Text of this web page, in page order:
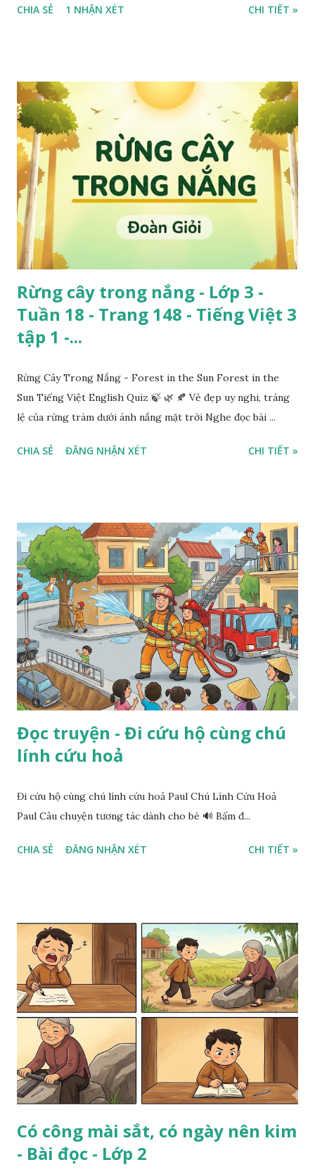
CHIA SẺ 1 NHẬN XÉT CHI TIẾT »
Rừng cây trong nắng - Lớp 3 -
Tuần 18 - Trang 148 - Tiếng Việt 3
tập 1 -...
Rừng Cây Trong Nắng - Forest in the Sun Forest in the
Sun Tiếng Việt English Quiz 🍃 🌿 🍂 Vẻ đẹp uy nghi, tráng
lệ của rừng tràm dưới ánh nắng mặt trời Nghe đọc bài ...
CHIA SẺ ĐĂNG NHẬN XÉT CHI TIẾT »
Đọc truyện - Đi cứu hộ cùng chú
lính cứu hoả
Đi cứu hộ cùng chú lính cứu hoả Paul Chú Lính Cứu Hoả
Paul Câu chuyện tương tác dành cho bé 🔊 Bấm đ...
CHIA SẺ ĐĂNG NHẬN XÉT CHI TIẾT »
Có công mài sắt, có ngày nên kim
- Bài đọc - Lớp 2